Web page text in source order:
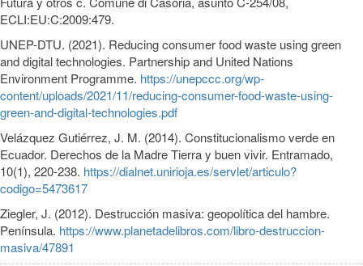
ECLI:EU:C:2009:479.
UNEP-DTU. (2021). Reducing consumer food waste using green
and digital technologies. Partnership and United Nations
Environment Programme. https://unepccc.org/wp-
content/uploads/2021/11/reducing-consumer-food-waste-using-
green-and-digital-technologies.pdf
Velázquez Gutiérrez, J. M. (2014). Constitucionalismo verde en
Ecuador. Derechos de la Madre Tierra y buen vivir. Entramado,
10(1), 220-238. https://dialnet.unirioja.es/servlet/articulo?
codigo=5473617
Ziegler, J. (2012). Destrucción masiva: geopolítica del hambre.
Península. https://www.planetadelibros.com/libro-destruccion-
masiva/47891